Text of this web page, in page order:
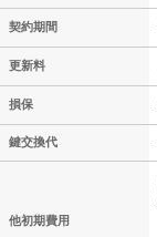
契約期間
更新料
損保
鍵交換代
他初期費用